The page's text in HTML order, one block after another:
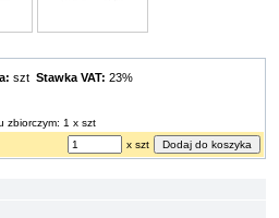
sztStawka VAT: 23%
zbiorczym: 1 x szt
x szt